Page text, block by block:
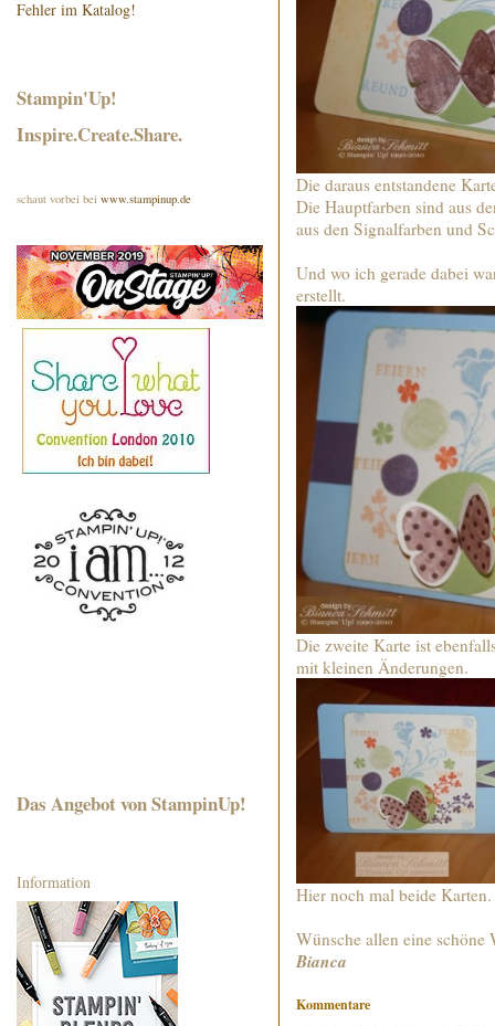
Fehler im Katalog!
Stampin'Up!
Inspire.Create.Share.
schaut vorbei bei www.stampinup.de
Das Angebot von StampinUp!
Information
Die daraus entstandene
Die Hauptfarben sind aus
aus den Signalfarben und
Und wo ich gerade dabei
erstellt.
Die zweite Karte ist
mit kleinen Änderungen.
Hier noch mal beide
Wünsche allen eine schöne
Bianca
Kommentare